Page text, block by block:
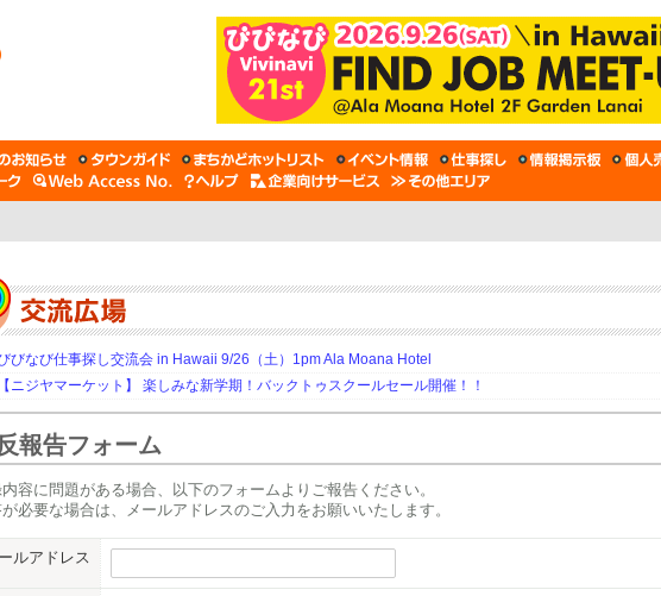
びなび仕事探し交流会 in Hawaii 9/26（土）1pm Ala Moana Hotel
【ニジヤマーケット】 楽しみな新学期！バックトゥスクールセール開催！！
報告フォーム
容に問題がある場合、以下のフォームよりご報告ください。
が必要な場合は、メールアドレスのご入力をお願いいたします。
ルアドレス